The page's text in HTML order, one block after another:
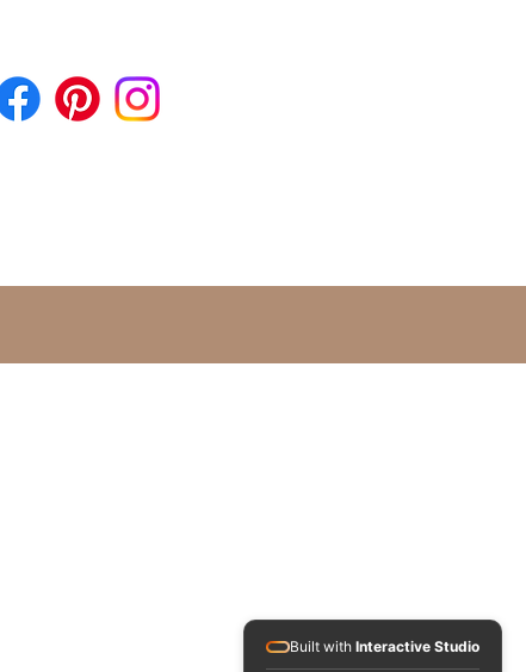
Built with Interactive Studio